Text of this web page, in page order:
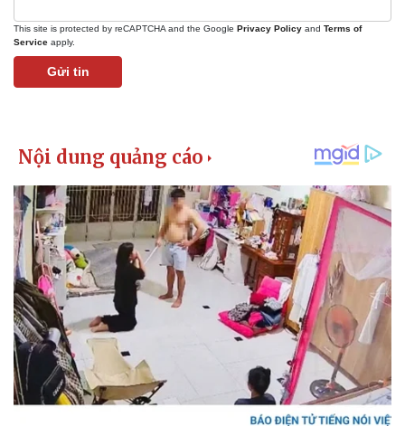
This site is protected by reCAPTCHA and the Google Privacy Policy and Terms of
Service apply.
Gửi tin